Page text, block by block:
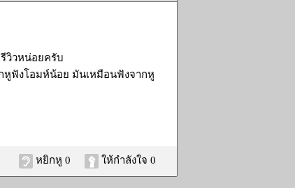
วิวหน่อยครับ
หูฟังโอมห์น้อย มันเหมือนฟังจากหู
ให้กำลังใจ 0
หยิกหู 0